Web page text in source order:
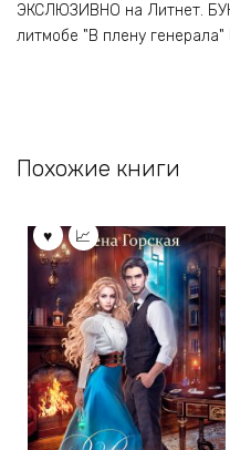
ЭКСЛЮЗИВНО на Литнет.
литмобе "В плену
Похожие книги